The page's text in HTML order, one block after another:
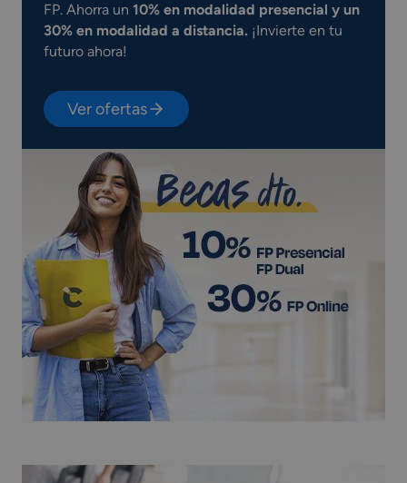
FP. Ahorra un 10% en modalidad presencial y un
30% en modalidad a distancia. ¡Invierte en tu
futuro ahora!
Ver ofertas